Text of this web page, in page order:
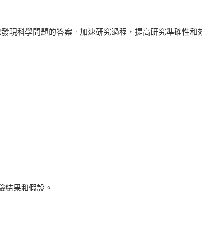
現科學問題的答案，加速研究過程，提高研究準確性和
結果和假設。